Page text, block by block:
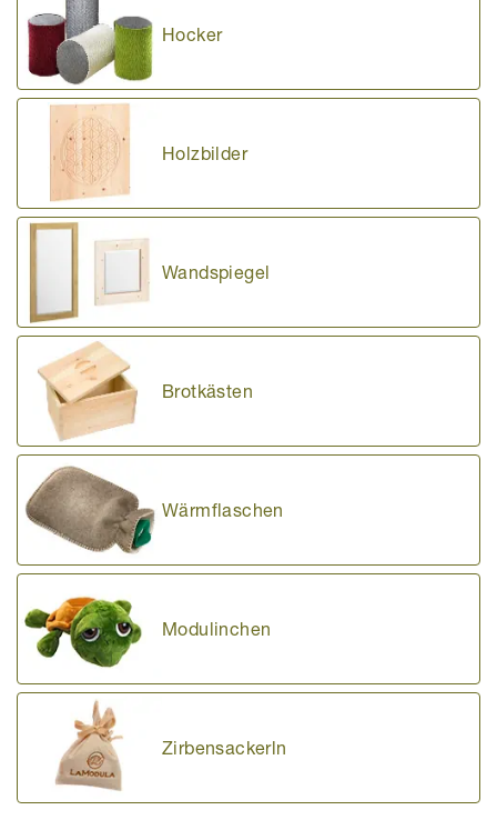
Hocker
Holzbilder
Wandspiegel
Brotkästen
Wärmflaschen
Modulinchen
Zirbensackerln